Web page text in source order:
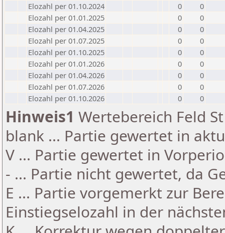
Elozahl per 01.10.2024
0
0
Elozahl per 01.01.2025
0
0
Elozahl per 01.04.2025
0
0
Elozahl per 01.07.2025
0
0
Elozahl per 01.10.2025
0
0
Elozahl per 01.01.2026
0
0
Elozahl per 01.04.2026
0
0
Elozahl per 01.07.2026
0
0
Elozahl per 01.10.2026
0 0
Hinweis1 Wertebereich Feld
blank ... Partie gewertet in
V ... Partie gewertet in
- ... Partie nicht gewertet, da
E ... Partie vorgemerkt zur
Einstiegselozahl in der